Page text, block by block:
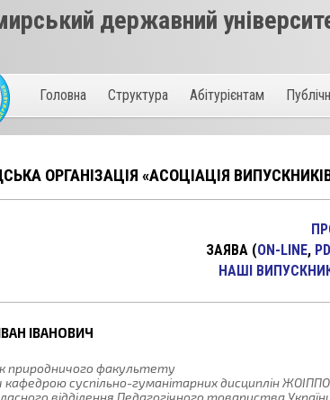
державний
Головна Структура Абітурієнтам
ОРГАНІЗАЦІЯ «АСОЦІАЦІЯ
ЗАЯВА (ON-LINE,
НАШI
ІВАНОВИЧ
природничого факультету
кафедрою суспільно-гуманітарних дисциплін ЖОІППО